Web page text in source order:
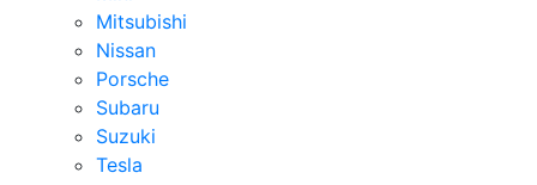
Mitsubishi
Nissan
Porsche
Subaru
Suzuki
Tesla